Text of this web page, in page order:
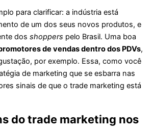
para clarificar: a indústria está
de um dos seus novos produtos, e
dos shoppers pelo Brasil. Uma boa
de vendas dentro dos PDVs,
por exemplo. Essa, como você
de marketing que se esbarra nas
sinais de que o trade marketing está
do trade marketing nos